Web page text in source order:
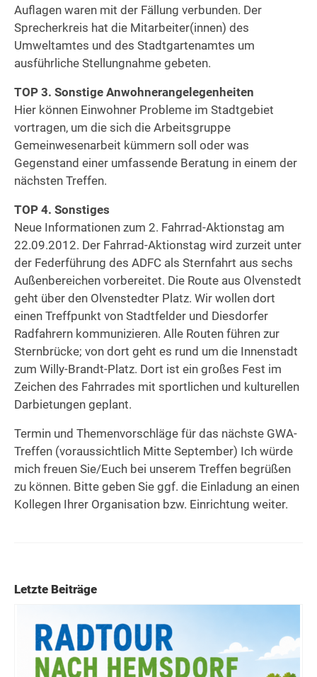
Auflagen waren mit der Fällung verbunden. Der
Sprecherkreis hat die Mitarbeiter(innen) des
Umweltamtes und des Stadtgartenamtes um
ausführliche Stellungnahme gebeten.
TOP 3. Sonstige Anwohnerangelegenheiten
Hier können Einwohner Probleme im Stadtgebiet
vortragen, um die sich die Arbeitsgruppe
Gemeinwesenarbeit kümmern soll oder was
Gegenstand einer umfassende Beratung in einem der
nächsten Treffen.
TOP 4. Sonstiges
Neue Informationen zum 2. Fahrrad-Aktionstag am
22.09.2012. Der Fahrrad-Aktionstag wird zurzeit unter
der Federführung des ADFC als Sternfahrt aus sechs
Außenbereichen vorbereitet. Die Route aus Olvenstedt
geht über den Olvenstedter Platz. Wir wollen dort
einen Treffpunkt von Stadtfelder und Diesdorfer
Radfahrern kommunizieren. Alle Routen führen zur
Sternbrücke; von dort geht es rund um die Innenstadt
zum Willy-Brandt-Platz. Dort ist ein großes Fest im
Zeichen des Fahrrades mit sportlichen und kulturellen
Darbietungen geplant.
Termin und Themenvorschläge für das nächste GWA-
Treffen (voraussichtlich Mitte September) Ich würde
mich freuen Sie/Euch bei unserem Treffen begrüßen
zu können. Bitte geben Sie ggf. die Einladung an einen
Kollegen Ihrer Organisation bzw. Einrichtung weiter.
Letzte Beiträge